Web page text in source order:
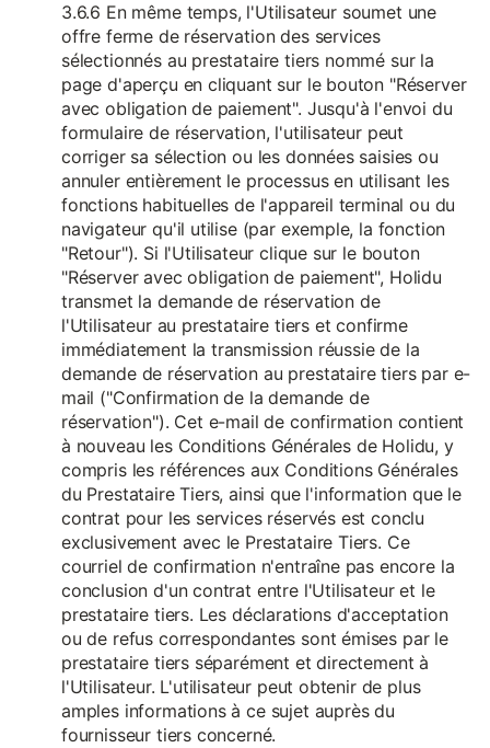
3.6.6 En même temps, l'Utilisateur soumet une
offre ferme de réservation des services
sélectionnés au prestataire tiers nommé sur la
page d'aperçu en cliquant sur le bouton "Réserver
avec obligation de paiement". Jusqu'à l'envoi du
formulaire de réservation, l'utilisateur peut
corriger sa sélection ou les données saisies ou
annuler entièrement le processus en utilisant les
fonctions habituelles de l'appareil terminal ou du
navigateur qu'il utilise (par exemple, la fonction
"Retour"). Si l'Utilisateur clique sur le bouton
"Réserver avec obligation de paiement", Holidu
transmet la demande de réservation de
l'Utilisateur au prestataire tiers et confirme
immédiatement la transmission réussie de la
demande de réservation au prestataire tiers par e-
mail ("Confirmation de la demande de
réservation"). Cet e-mail de confirmation contient
à nouveau les Conditions Générales de Holidu, y
compris les références aux Conditions Générales
du Prestataire Tiers, ainsi que l'information que le
contrat pour les services réservés est conclu
exclusivement avec le Prestataire Tiers. Ce
courriel de confirmation n'entraîne pas encore la
conclusion d'un contrat entre l'Utilisateur et le
prestataire tiers. Les déclarations d'acceptation
ou de refus correspondantes sont émises par le
prestataire tiers séparément et directement à
l'Utilisateur. L'utilisateur peut obtenir de plus
amples informations à ce sujet auprès du
fournisseur tiers concerné.